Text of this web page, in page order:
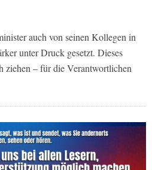
auch von seinen Kollegen in
unter Druck gesetzt. Dieses
ziehen – für die Verantwortlichen